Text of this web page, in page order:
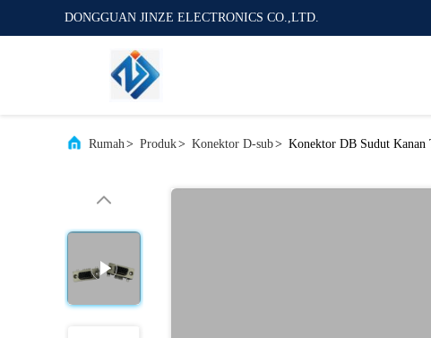
DONGGUAN JINZE ELECTRONICS CO.,LTD.
Rumah> Produk> Konektor D-sub> Konektor DB Sudut Kanan